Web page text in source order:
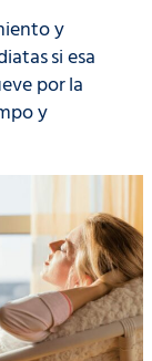
y
si esa
por la
y